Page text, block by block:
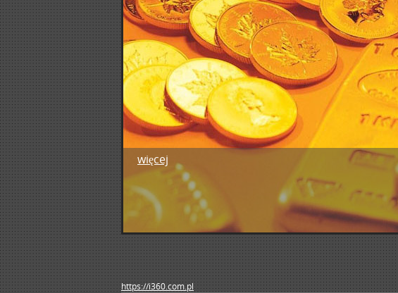
więcej
1 2 3
https://i360.com.pl